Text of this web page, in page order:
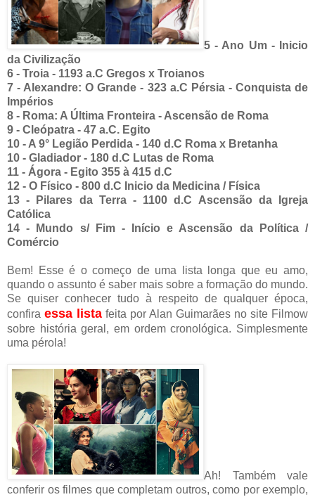
5 - Ano Um - Inicio
da Civilização
6 - Troia - 1193 a.C Gregos x Troianos
7 - Alexandre: O Grande - 323 a.C Pérsia - Conquista de
Impérios
8 - Roma: A Última Fronteira - Ascensão de Roma
9 - Cleópatra - 47 a.C. Egito
10 - A 9° Legião Perdida - 140 d.C Roma x Bretanha
10 - Gladiador - 180 d.C Lutas de Roma
11 - Ágora - Egito 355 à 415 d.C
12 - O Físico - 800 d.C Inicio da Medicina / Física
13 - Pilares da Terra - 1100 d.C Ascensão da Igreja
Católica
14 - Mundo s/ Fim - Início e Ascensão da Política /
Comércio
Bem! Esse é o começo de uma lista longa que eu amo,
quando o assunto é saber mais sobre a formação do mundo.
Se quiser conhecer tudo à respeito de qualquer época,
confira essa lista feita por Alan Guimarães no site Filmow
sobre história geral, em ordem cronológica. Simplesmente
uma pérola!
Ah! Também vale
conferir os filmes que completam outros, como por exemplo,